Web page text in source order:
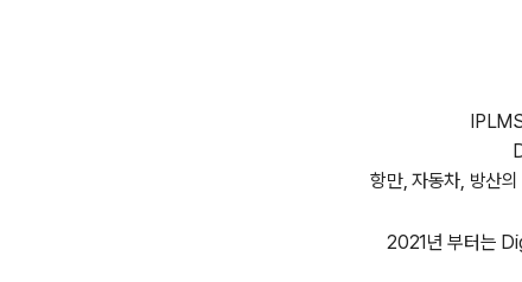
항만, 자동차, 방산
2021년 부터는